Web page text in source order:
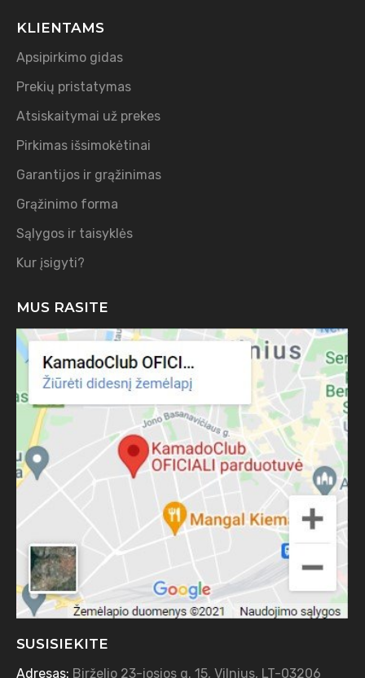
KLIENTAMS
Apsipirkimo gidas
Prekių pristatymas
Atsiskaitymai už prekes
Pirkimas išsimokėtinai
Garantijos ir grąžinimas
Grąžinimo forma
Sąlygos ir taisyklės
Kur įsigyti?
MUS RASITE
SUSISIEKITE
Adresas: Birželio 23-iosios g. 15, Vilnius, LT-03206